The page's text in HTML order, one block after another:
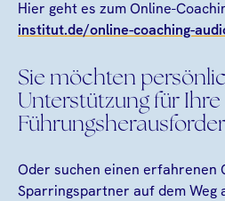
Hier geht es zum Online-
institut.de/online-coaching-
Sie möchten
Unterstützung für Ihre
Oder suchen einen erfahrenen
Sparringspartner auf dem Weg